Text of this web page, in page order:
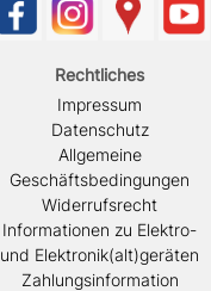
Rechtliches
Impressum
Datenschutz
Allgemeine
Geschäftsbedingungen
Widerrufsrecht
Informationen zu Elektro-
und Elektronik(alt)geräten
Zahlungsinformation